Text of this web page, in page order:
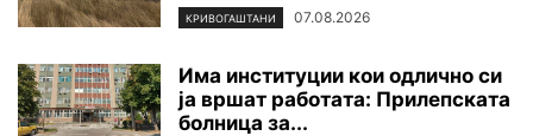
КРИВОГАШТАНИ 07.08.2026
Има институции кои одлично си
ја вршат работата: Прилепската
болница за...